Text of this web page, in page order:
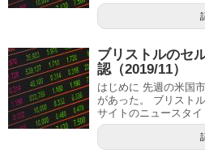
ブリストルのセ
認（2019/11）
はじめに 先週の米国
があった。 ブリスト
サイトのニュースタ